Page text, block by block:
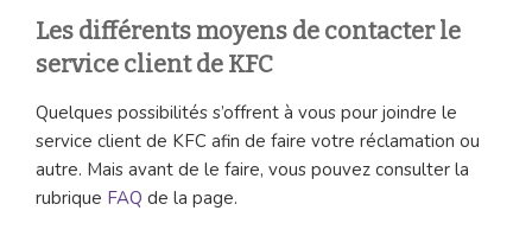
Les différents moyens de contacter le
service client de KFC
Quelques possibilités s’offrent à vous pour joindre le
service client de KFC afin de faire votre réclamation ou
autre. Mais avant de le faire, vous pouvez consulter la
rubrique FAQ de la page.